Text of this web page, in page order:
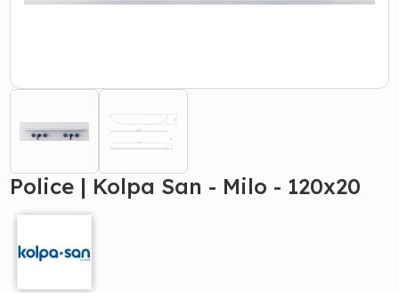
Police | Kolpa San - Milo - 120x20